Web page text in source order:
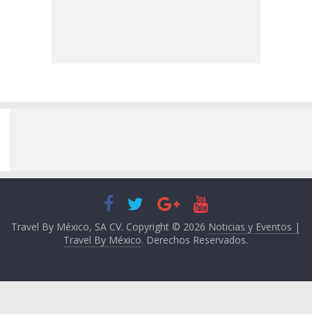
Travel By México, SA CV. Copyright © 2026 Noticias y Eventos |
Travel By México. Derechos Reservados.